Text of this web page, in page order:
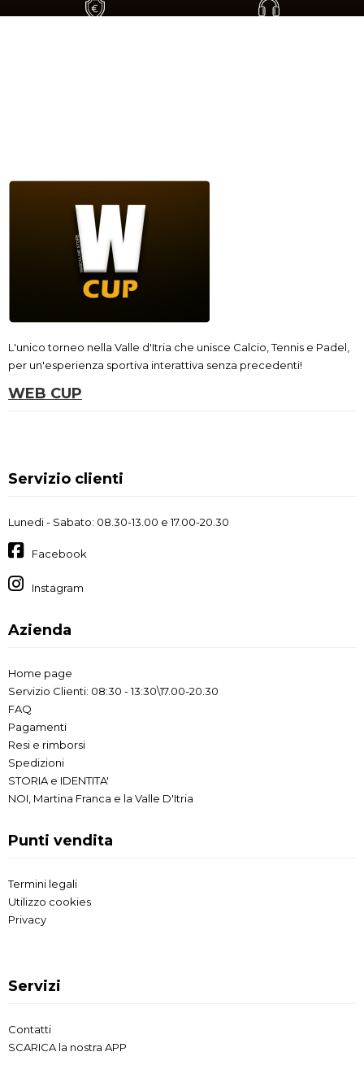
L'unico torneo nella Valle d'Itria che unisce Calcio, Tennis e Padel,
per un'esperienza sportiva interattiva senza precedenti!
WEB CUP
Servizio clienti
Lunedi - Sabato: 08.30-13.00 e 17.00-20.30
Facebook
Instagram
Azienda
Home page
Servizio Clienti: 08:30 - 13:30\17.00-20.30
FAQ
Pagamenti
Resi e rimborsi
Spedizioni
STORIA e IDENTITA'
NOI, Martina Franca e la Valle D'Itria
Punti vendita
Termini legali
Utilizzo cookies
Privacy
Servizi
Contatti
SCARICA la nostra APP